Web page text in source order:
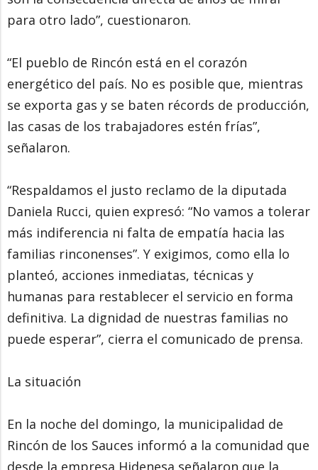
para otro lado”, cuestionaron.
“El pueblo de Rincón está en el corazón
energético del país. No es posible que, mientras
se exporta gas y se baten récords de producción,
las casas de los trabajadores estén frías”,
señalaron.
“Respaldamos el justo reclamo de la diputada
Daniela Rucci, quien expresó: “No vamos a tolerar
más indiferencia ni falta de empatía hacia las
familias rinconenses”. Y exigimos, como ella lo
planteó, acciones inmediatas, técnicas y
humanas para restablecer el servicio en forma
definitiva. La dignidad de nuestras familias no
puede esperar”, cierra el comunicado de prensa.
La situación
En la noche del domingo, la municipalidad de
Rincón de los Sauces informó a la comunidad que